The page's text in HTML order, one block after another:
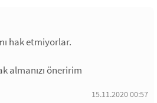
hak etmiyorlar.
almanızı öneririm
15.11.2020 00:57